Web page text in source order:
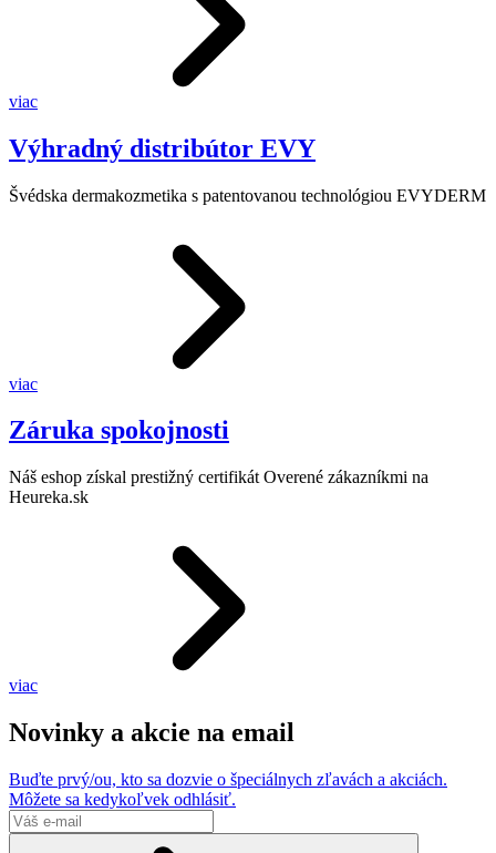
viac
Výhradný distribútor EVY
Švédska dermakozmetika s patentovanou technológiou EVYDERM
viac
Záruka spokojnosti
Náš eshop získal prestižný certifikát Overené zákazníkmi na
Heureka.sk
viac
Novinky a akcie na email
Buďte prvý/ou, kto sa dozvie o špeciálnych zľavách a akciách.
Môžete sa kedykoľvek odhlásiť.